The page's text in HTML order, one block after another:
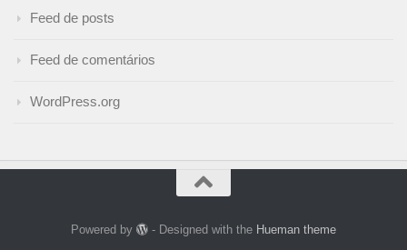
Feed de posts
Feed de comentários
WordPress.org
Powered by - Designed with the Hueman theme